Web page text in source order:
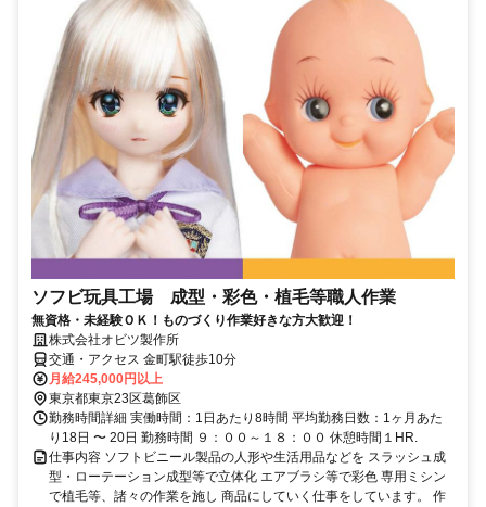
ソフビ玩具工場 成型・彩色・植毛等職人作業
無資格・未経験ＯＫ！ものづくり作業好きな方大歓迎！
株式会社オビツ製作所
交通・アクセス 金町駅徒歩10分
月給245,000円以上
東京都東京23区葛飾区
勤務時間詳細 実働時間：1日あたり8時間 平均勤務日数：1ヶ月あた
り18日 〜 20日 勤務時間 ９：００～１８：００ 休憩時間１HR.
仕事内容 ソフトビニール製品の人形や生活用品などを スラッシュ成
型・ローテーション成型等で立体化 エアブラシ等で彩色 専用ミシン
で植毛等、諸々の作業を施し 商品にしていく仕事をしています。 作